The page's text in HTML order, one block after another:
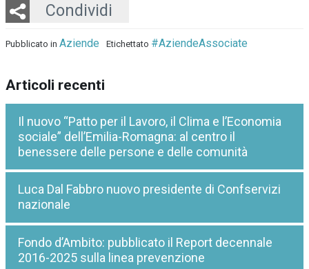
Condividi
Twitter
LinkedIn
Email
Whatsapp
Pubblicato in Aziende Etichettato #AziendeAssociate
Articoli recenti
Il nuovo “Patto per il Lavoro, il Clima e l’Economia
sociale” dell’Emilia-Romagna: al centro il
benessere delle persone e delle comunità
Luca Dal Fabbro nuovo presidente di Confservizi
nazionale
Fondo d’Ambito: pubblicato il Report decennale
2016-2025 sulla linea prevenzione